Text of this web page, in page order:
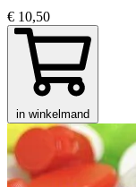
€ 10,50
in winkelmand